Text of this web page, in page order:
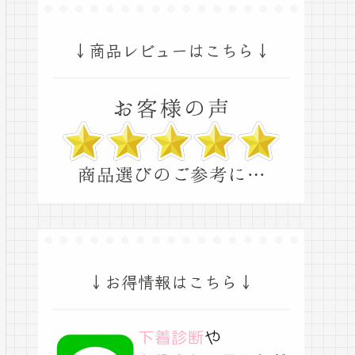
↓商品レビューはこちら↓
↓お得情報はこちら↓